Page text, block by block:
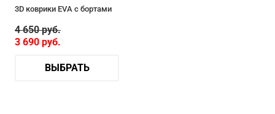
3D коврики EVA с бортами
4 650руб.
3 690 руб.
ВЫБРАТЬ